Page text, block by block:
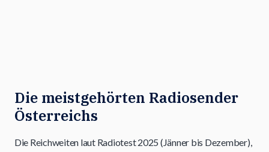
Die meistgehörten Radiosender
Österreichs
Die Reichweiten laut Radiotest 2025 (Jänner bis Dezember),